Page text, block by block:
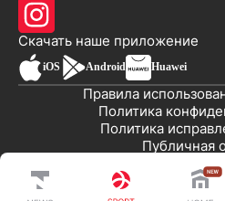
Скачать наше приложение
iOS Android Huawei
Публичная
Политика
Политика
Правила
© 2008-2026